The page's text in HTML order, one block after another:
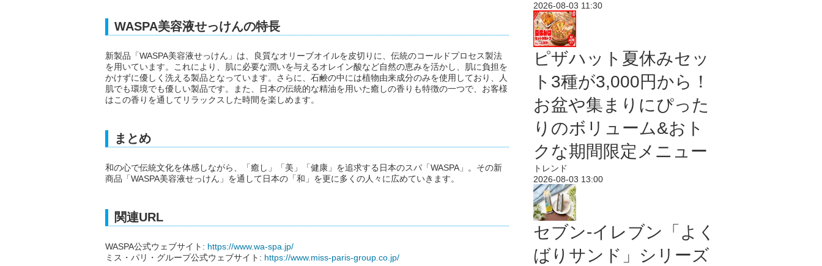
WASPA美容液せっけんの特長
新製品「WASPA美容液せっけん」は、良質なオリーブオイルを皮切りに、伝統のコールドプロセス製法
を用いています。これにより、肌に必要な潤いを与えるオレイン酸など自然の恵みを活かし、肌に負担を
かけずに優しく洗える製品となっています。さらに、石鹸の中には植物由来成分のみを使用しており、人
肌でも環境でも優しい製品です。また、日本の伝統的な精油を用いた癒しの香りも特徴の一つで、お客様
はこの香りを通してリラックスした時間を楽しめます。
まとめ
和の心で伝統文化を体感しながら、「癒し」「美」「健康」を追求する日本のスパ「WASPA」。その新
商品「WASPA美容液せっけん」を通して日本の「和」を更に多くの人々に広めていきます。
関連URL
WASPA公式ウェブサイト: https://www.wa-spa.jp/
ミス・パリ・グループ公式ウェブサイト: https://www.miss-paris-group.co.jp/
2026-08-03 11:30
ピザハット夏休みセッ
ト3種が3,000円から！
お盆や集まりにぴった
りのボリューム&おト
クな期間限定メニュー
トレンド
2026-08-03 13:00
セブン‐イレブン「よく
ばりサンド」シリーズ